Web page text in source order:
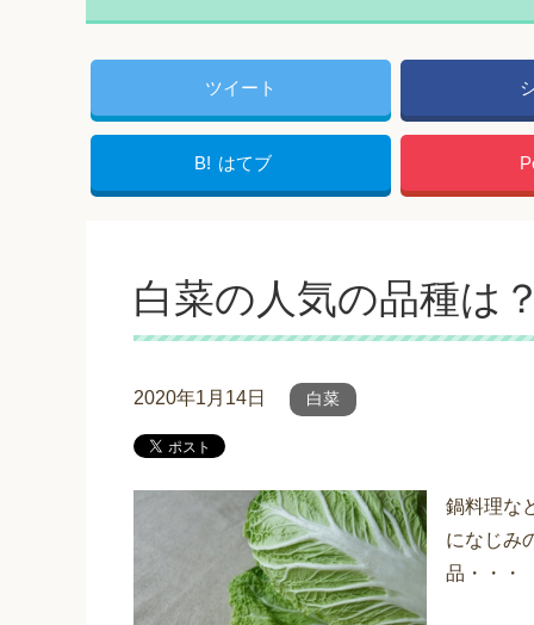
ツイート
B! はてブ
白菜の人気の品種は
2020年1月14日 白菜
鍋料理な
になじみ
品・・・